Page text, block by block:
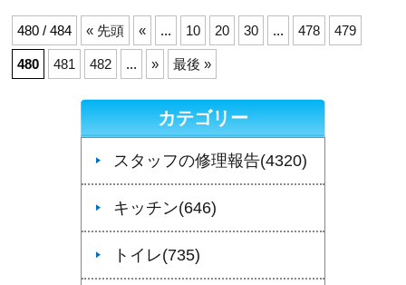
480 / 484 « 先頭 « ... 10 20 30 ... 478 479
480 481 482 ... » 最後 »
カテゴリー
スタッフの修理報告(4320)
キッチン(646)
トイレ(735)